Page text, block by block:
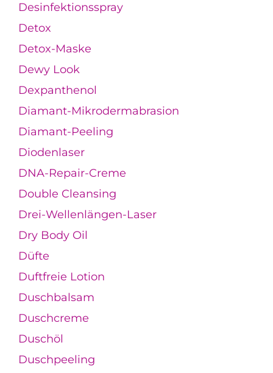
Desinfektionsspray
Detox
Detox-Maske
Dewy Look
Dexpanthenol
Diamant-Mikrodermabrasion
Diamant-Peeling
Diodenlaser
DNA-Repair-Creme
Double Cleansing
Drei-Wellenlängen-Laser
Dry Body Oil
Düfte
Duftfreie Lotion
Duschbalsam
Duschcreme
Duschöl
Duschpeeling